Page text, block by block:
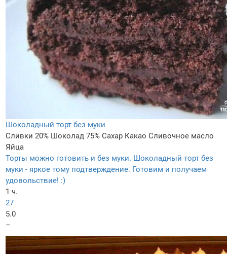
Шоколадный торт без муки
Сливки 20% Шоколад 75% Сахар Какао Сливочное масло
Яйца
Торты можно готовить и без муки. Шоколадный торт без
муки - яркое тому подтверждение. Готовим и получаем
удовольствие! :)
1 ч.
27
5.0
–